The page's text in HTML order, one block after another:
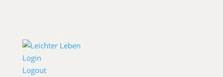
Login
Logout